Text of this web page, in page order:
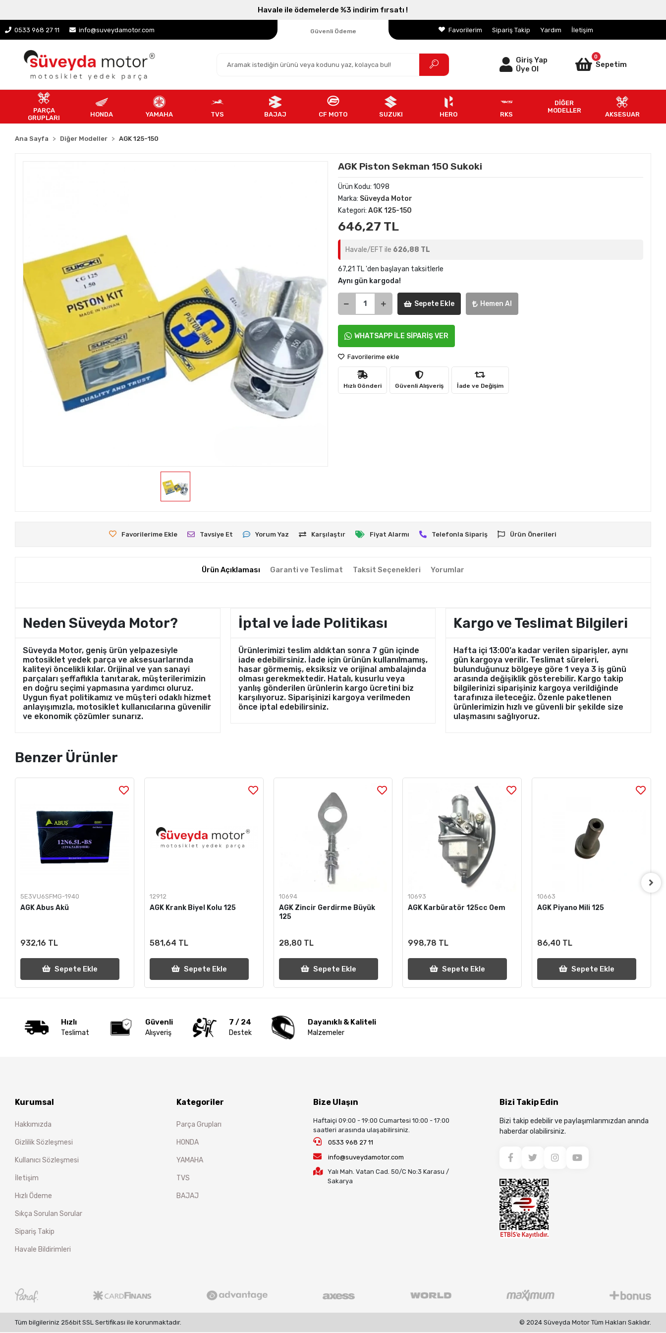
Havale ile ödemelerde %3 indirim fırsatı !
0533 968 27 11 info@suveydamotor.com
Parçanızın Online Adresi
Güvenli Ödeme
Favorilerim Sipariş Takip Yardım İletişim
Giriş Yap
Üye Ol
0
Sepetim
PARÇA
GRUPLARI
HONDA YAMAHA TVS BAJAJ CF MOTO SUZUKI HERO RKS
DİĞER
MODELLER
AKSESUAR
Ana Sayfa Diğer Modeller AGK 125-150
AGK Piston Sekman 150 Sukoki
Ürün Kodu: 1098
Marka: Süveyda Motor
Kategori: AGK 125-150
646,27 TL
Havale/EFT ile 626,88 TL
67,21 TL 'den başlayan taksitlerle
Aynı gün kargoda!
Sepete Ekle Hemen Al
WHATSAPP İLE SİPARİŞ VER
Favorilerime ekle
Hızlı Gönderi Güvenli Alışveriş İade ve Değişim
Favorilerime Ekle Tavsiye Et Yorum Yaz Karşılaştır Fiyat Alarmı Telefonla Sipariş Ürün Önerileri
Ürün Açıklaması Garanti ve Teslimat Taksit Seçenekleri Yorumlar
Neden Süveyda Motor?
Süveyda Motor, geniş ürün yelpazesiyle
motosiklet yedek parça ve aksesuarlarında
kaliteyi öncelikli kılar. Orijinal ve yan sanayi
parçaları şeffaflıkla tanıtarak, müşterilerimizin
en doğru seçimi yapmasına yardımcı oluruz.
Uygun fiyat politikamız ve müşteri odaklı hizmet
anlayışımızla, motosiklet kullanıcılarına güvenilir
ve ekonomik çözümler sunarız.
İptal ve İade Politikası
Ürünlerimizi teslim aldıktan sonra 7 gün içinde
iade edebilirsiniz. İade için ürünün kullanılmamış,
hasar görmemiş, eksiksiz ve orijinal ambalajında
olması gerekmektedir. Hatalı, kusurlu veya
yanlış gönderilen ürünlerin kargo ücretini biz
karşılıyoruz. Siparişinizi kargoya verilmeden
önce iptal edebilirsiniz.
Kargo ve Teslimat Bilgileri
Hafta içi 13:00’a kadar verilen siparişler, aynı
gün kargoya verilir. Teslimat süreleri,
bulunduğunuz bölgeye göre 1 veya 3 iş günü
arasında değişiklik gösterebilir. Kargo takip
bilgilerinizi siparişiniz kargoya verildiğinde
tarafınıza ileteceğiz. Özenle paketlenen
ürünlerimizin hızlı ve güvenli bir şekilde size
ulaşmasını sağlıyoruz.
Benzer Ürünler
5E3VU6SFMG-1940
AGK Abus Akü
932,16 TL
Sepete Ekle
12912
AGK Krank Biyel Kolu 125
581,64 TL
Sepete Ekle
10694
AGK Zincir Gerdirme Büyük
125
28,80 TL
Sepete Ekle
10693
AGK Karbüratör 125cc Oem
998,78 TL
Sepete Ekle
10663
AGK Piyano Mili 125
86,40 TL
Sepete Ekle
Hızlı
Teslimat
Güvenli
Alışveriş
7 / 24
Destek
Dayanıklı & Kaliteli
Malzemeler
Kurumsal
Hakkımızda
Gizlilik Sözleşmesi
Kullanıcı Sözleşmesi
İletişim
Hızlı Ödeme
Sıkça Sorulan Sorular
Sipariş Takip
Havale Bildirimleri
Kategoriler
Parça Grupları
HONDA
YAMAHA
TVS
BAJAJ
Bize Ulaşın
Haftaiçi 09:00 - 19:00 Cumartesi 10:00 - 17:00
saatleri arasında ulaşabilirsiniz.
0533 968 27 11
info@suveydamotor.com
Yalı Mah. Vatan Cad. 50/C No:3 Karasu /
Sakarya
Bizi Takip Edin
Bizi takip edebilir ve paylaşımlarımızdan anında
haberdar olabilirsiniz.
Tüm bilgileriniz 256bit SSL Sertifikası ile korunmaktadır. © 2024 Süveyda Motor Tüm Hakları Saklıdır.